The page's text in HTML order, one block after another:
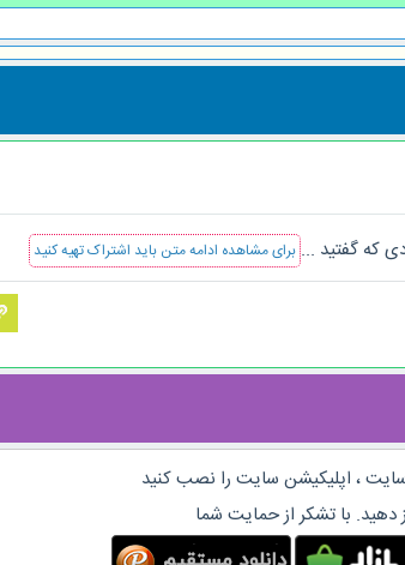
که گفتید ... برای مشاهده ادامه متن باید اشتراک تهیه کنید
، اپلیکیشن سایت را نصب کنید
دهید. با تشکر از حمایت شما